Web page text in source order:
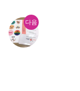
다음 다